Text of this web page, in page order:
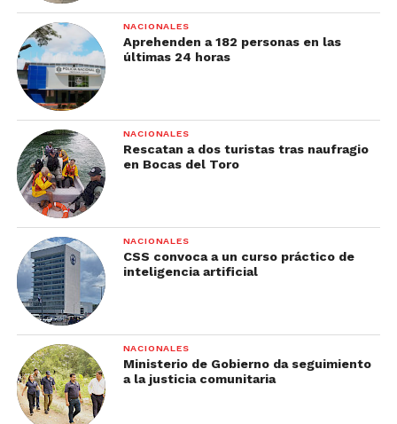
NACIONALES
Aprehenden a 182 personas en las
últimas 24 horas
NACIONALES
Rescatan a dos turistas tras naufragio
en Bocas del Toro
NACIONALES
CSS convoca a un curso práctico de
inteligencia artificial
NACIONALES
Ministerio de Gobierno da seguimiento
a la justicia comunitaria